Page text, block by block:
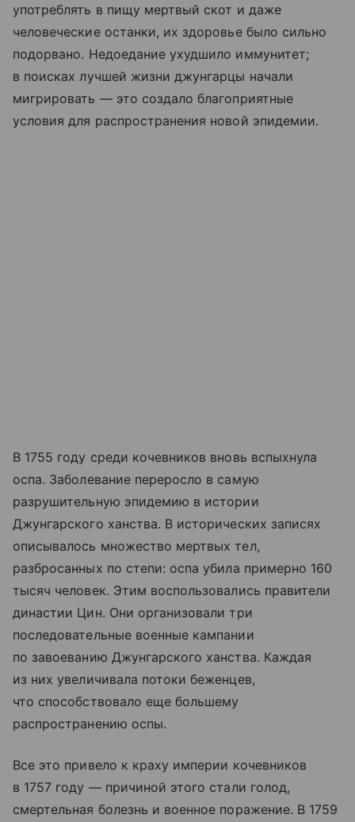
употреблять в пищу мертвый скот и даже
человеческие останки, их здоровье было сильно
подорвано. Недоедание ухудшило иммунитет;
в поисках лучшей жизни джунгарцы начали
мигрировать — это создало благоприятные
условия для распространения новой эпидемии.
В 1755 году среди кочевников вновь вспыхнула
оспа. Заболевание переросло в самую
разрушительную эпидемию в истории
Джунгарского ханства. В исторических записях
описывалось множество мертвых тел,
разбросанных по степи: оспа убила примерно 160
тысяч человек. Этим воспользовались правители
династии Цин. Они организовали три
последовательные военные кампании
по завоеванию Джунгарского ханства. Каждая
из них увеличивала потоки беженцев,
что способствовало еще большему
распространению оспы.
Все это привело к краху империи кочевников
в 1757 году — причиной этого стали голод,
смертельная болезнь и военное поражение. В 1759